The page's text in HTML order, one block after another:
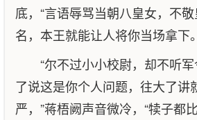
底，“言语辱骂当朝八皇女，不
名，本王就能让人将你当场拿下
“尔不过小小校尉，却不听
了说这是你个人问题，往大了讲
严，”蒋梧阙声音微冷，“犊子都